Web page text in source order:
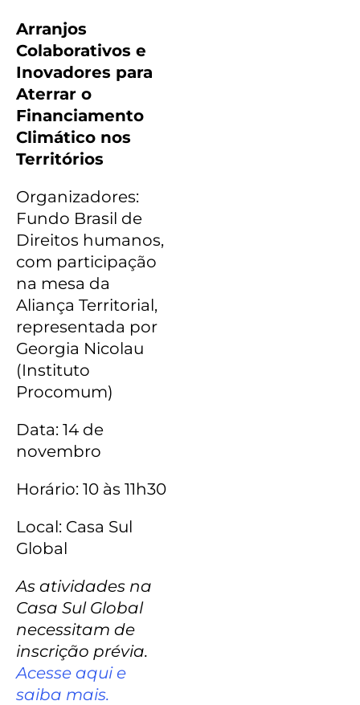
Arranjos
Colaborativos e
Inovadores para
Aterrar o
Financiamento
Climático nos
Territórios
Organizadores:
Fundo Brasil de
Direitos humanos,
com participação
na mesa da
Aliança Territorial,
representada por
Georgia Nicolau
(Instituto
Procomum)
Data: 14 de
novembro
Horário: 10 às 11h30
Local: Casa Sul
Global
As atividades na
Casa Sul Global
necessitam de
inscrição prévia.
Acesse aqui e
saiba mais.